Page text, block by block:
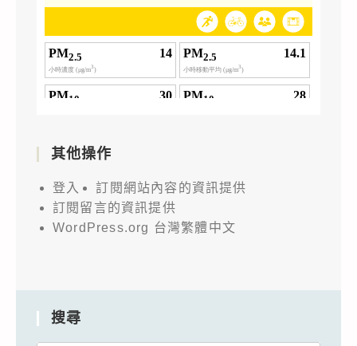
其他操作
登入
訂閱網站內容的資訊提供
訂閱留言的資訊提供
WordPress.org 台灣繁體中文
搜尋